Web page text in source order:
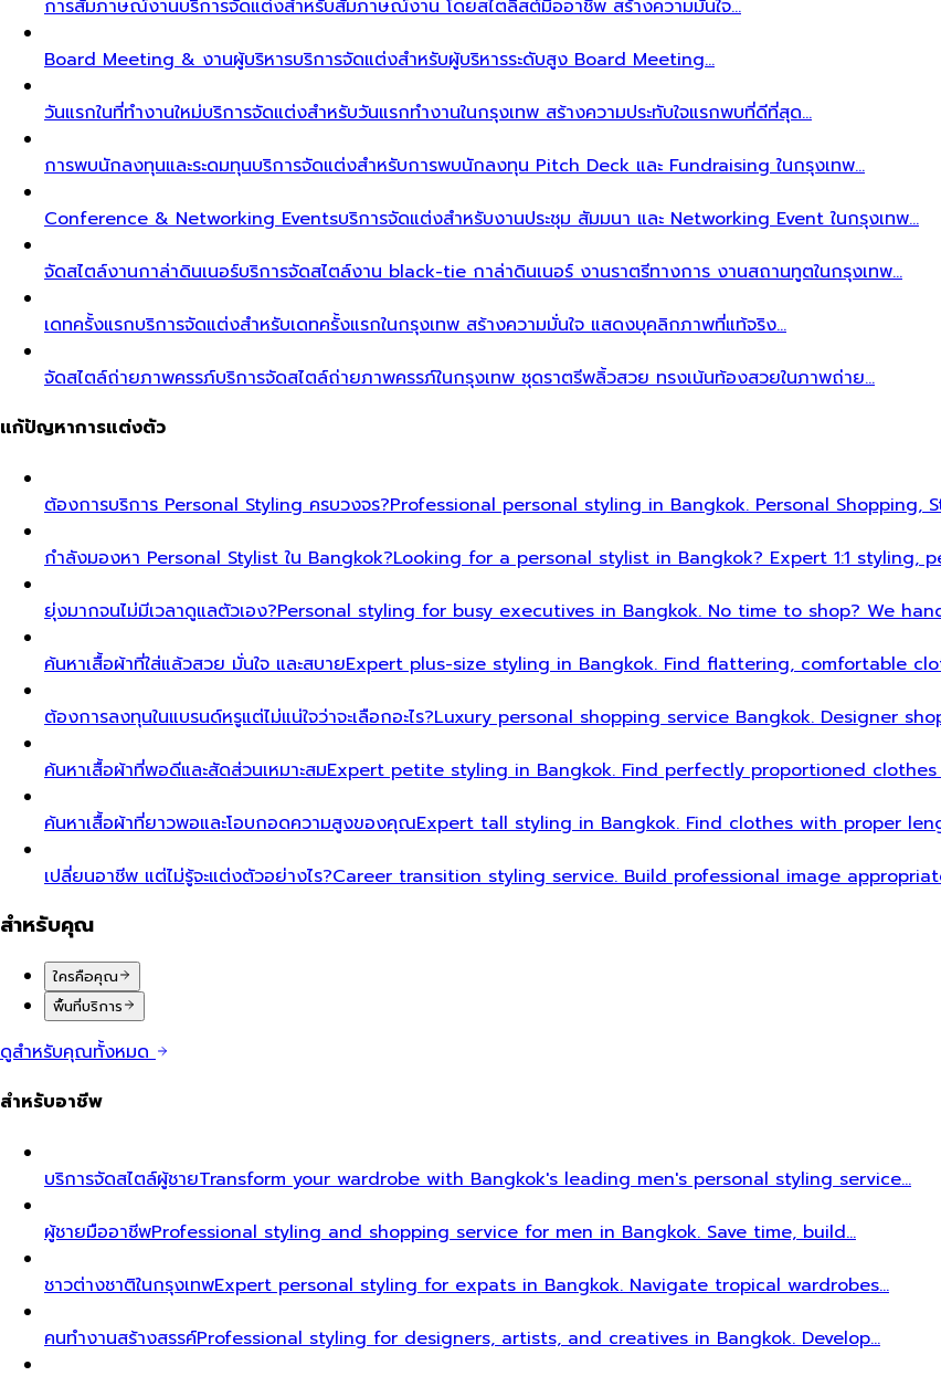
การสัมภาษณ์งานบริการจัดแต่งสำหรับสัมภาษณ์งาน โดยสไตลิสต์มืออาชีพ สร้างความมั่นใจ…
Board Meeting & งานผู้บริหารบริการจัดแต่งสำหรับผู้บริหารระดับสูง Board Meeting…
วันแรกในที่ทำงานใหม่บริการจัดแต่งสำหรับวันแรกทำงานในกรุงเทพ สร้างความประทับใจแรกพบที่ดีที่สุด…
การพบนักลงทุนและระดมทุนบริการจัดแต่งสำหรับการพบนักลงทุน Pitch Deck และ Fundraising ในกรุงเทพ…
Conference & Networking Eventsบริการจัดแต่งสำหรับงานประชุม สัมมนา และ Networking Event ในกรุงเทพ…
จัดสไตล์งานกาล่าดินเนอร์บริการจัดสไตล์งาน black-tie กาล่าดินเนอร์ งานราตรีทางการ งานสถานทูตในกรุงเทพ…
เดทครั้งแรกบริการจัดแต่งสำหรับเดทครั้งแรกในกรุงเทพ สร้างความมั่นใจ แสดงบุคลิกภาพที่แท้จริง…
จัดสไตล์ถ่ายภาพครรภ์บริการจัดสไตล์ถ่ายภาพครรภ์ในกรุงเทพ ชุดราตรีพลิ้วสวย ทรงเน้นท้องสวยในภาพถ่าย…
แก้ปัญหาการแต่งตัว
ต้องการบริการ Personal Styling ครบวงจร?Professional personal styling in Bangkok. Personal Shopping,
กำลังมองหา Personal Stylist ใน Bangkok?Looking for a personal stylist in Bangkok? Expert 1:1 styling,
ยุ่งมากจนไม่มีเวลาดูแลตัวเอง?Personal styling for busy executives in Bangkok. No time to shop? We
ค้นหาเสื้อผ้าที่ใส่แล้วสวย มั่นใจ และสบายExpert plus-size styling in Bangkok. Find flattering, comfortable
ต้องการลงทุนในแบรนด์หรูแต่ไม่แน่ใจว่าจะเลือกอะไร?Luxury personal shopping service Bangkok. Designer
ค้นหาเสื้อผ้าที่พอดีและสัดส่วนเหมาะสมExpert petite styling in Bangkok. Find perfectly proportioned
ค้นหาเสื้อผ้าที่ยาวพอและโอบกอดความสูงของคุณExpert tall styling in Bangkok. Find clothes with proper
เปลี่ยนอาชีพ แต่ไม่รู้จะแต่งตัวอย่างไร?Career transition styling service. Build professional image
สำหรับคุณ
ใครคือคุณ
พื้นที่บริการ
ดูสำหรับคุณทั้งหมด
สำหรับอาชีพ
บริการจัดสไตล์ผู้ชายTransform your wardrobe with Bangkok's leading men's personal styling service…
ผู้ชายมืออาชีพProfessional styling and shopping service for men in Bangkok. Save time, build…
ชาวต่างชาติในกรุงเทพExpert personal styling for expats in Bangkok. Navigate tropical wardrobes…
คนทำงานสร้างสรรค์Professional styling for designers, artists, and creatives in Bangkok. Develop…